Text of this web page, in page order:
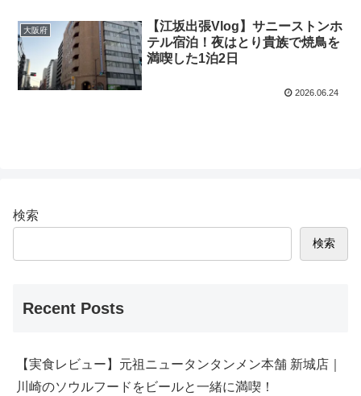
大阪府
【江坂出張Vlog】サニーストンホ
テル宿泊！夜はとり貴族で焼鳥を
満喫した1泊2日
2026.06.24
検索
検索
Recent Posts
【実食レビュー】元祖ニュータンタンメン本舗 新城店｜
川崎のソウルフードをビールと一緒に満喫！